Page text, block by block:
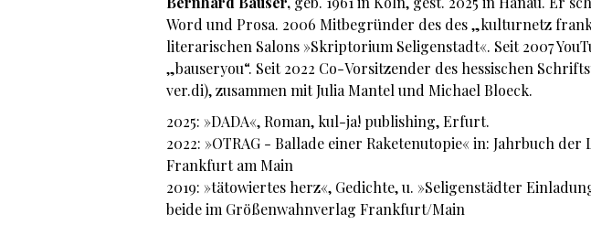
Word und Prosa. 2006 Mitbegründer des des „kulturnetz
literarischen Salons »Skriptorium Seligenstadt«. Seit 2007
„bauseryou“. Seit 2022 Co-Vorsitzender des hessischen
ver.di), zusammen mit Julia Mantel und Michael Bloeck.
2025: »DADA«, Roman, kul-ja! publishing, Erfurt.
2022: »OTRAG - Ballade einer Raketenutopie« in: Jahrbuch
Frankfurt am Main
2019: »tätowiertes herz«, Gedichte, u. »Seligenstädter
beide im Größenwahnverlag Frankfurt/Main